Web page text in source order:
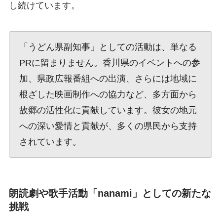
し続けています。
「うどん県副知事」としての活動は、単なる
PRに留まりません。香川県のイベントへの参
加、県政広報番組への出演、さらには地域に
根ざした映画制作への協力など、多方面から
故郷の活性化に貢献しています。彼女の地元
への深い愛情と貢献が、多くの県民から支持
されています。
朗読劇や歌手活動「nanami」としての新たな
挑戦